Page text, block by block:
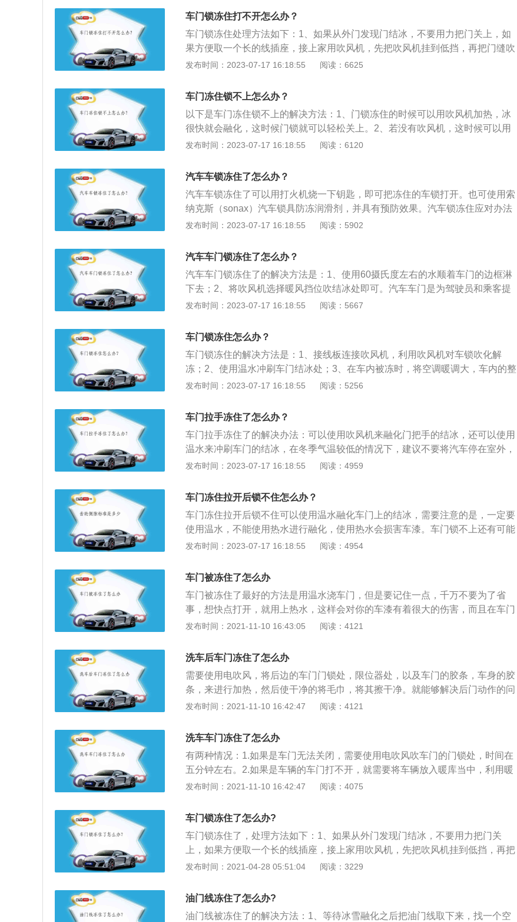
门；4、上掀式车门；5、折叠式车门；6、整体式车门；7、分体式车门。
车门锁冻住打不开怎么办？
车门锁冻住处理方法如下：1、如果从外门发现门结冰，不要用力把门关上，如
果方便取一个长的线插座，接上家用吹风机，先把吹风机挂到低挡，再把门缝吹
进风口，然后调整到高挡再吹一圈，慢慢的门子就会化开。2、很多人在门不能
坏很大，其实用一些温水多次也可以冷冻，温水对车辆的损坏要小得多。3、还
有一种更直接的方法就是等车的温度，高达八十九度，把暖风排到最大，车内的
整体温度上来之后，会把车门化开。
发布时间：2023-07-17 16:18:55 阅读：6625
车门冻住锁不上怎么办？
以下是车门冻住锁不上的解决方法：1、门锁冻住的时候可以用吹风机加热，冰
很快就会融化，这时候门锁就可以轻松关上。2、若没有吹风机，这时候可以用
温水多浇几遍就行，但是千万切记不要用开水浇，对车漆的损伤会非常大，反而
得把车门缝里的水和冰处理干净，避免生锈，防止再次结冰。4、四个车门都被
冻关不上的时候，可以先按上述方法关上主驾驶，然后开着暖风，把车辆开到有
太阳的地方，一会便会化开。
发布时间：2023-07-17 16:18:55 阅读：6120
汽车车锁冻住了怎么办？
汽车车锁冻住了可以用打火机烧一下钥匙，即可把冻住的车锁打开。也可使用索
纳克斯（sonax）汽车锁具防冻润滑剂，并具有预防效果。汽车锁冻住应对办法
如下：1、洗车前，最好能用胶布把锁眼贴住防止进水。用电脑洗车机洗车，水
的车锁浇下，冰融化了之后要将锁芯里面的水清除干净，以免再次冻上。3、将
钥匙烤热后慢慢插入锁芯。在用火烤的时候千万注意，不要烤得过热，否则易造
成不必要的损失。如果冻住，可以把车开到地下室、车库等温度稍高的地方停
放，十几分钟后，车锁自然解开。
发布时间：2023-07-17 16:18:55 阅读：5902
汽车车门锁冻住了怎么办？
汽车车门锁冻住了的解决方法是：1、使用60摄氏度左右的水顺着车门的边框淋
下去；2、将吹风机选择暖风挡位吹结冰处即可。汽车车门是为驾驶员和乘客提
供出入车辆的通道，并隔绝车外干扰，在一定程度上减轻侧面撞击，保护乘员。
右；2、开启过程中不应与其他部位发生位置干涉；3、门关闭时要锁止可靠，在
行车中不会自行打开；4、具备良好的密封性能；5、具有大的透光面，满足侧向
视野要求；6、要有足够的强度与刚度，保证车门工作可靠、减小车门部分震
动，提高车辆侧向碰撞安全性，防止车门下沉。
发布时间：2023-07-17 16:18:55 阅读：5667
车门锁冻住怎么办？
车门锁冻住的解决方法是：1、接线板连接吹风机，利用吹风机对车锁吹化解
冻；2、使用温水冲刷车门结冰处；3、在车内被冻时，将空调暖调大，车内的整
体温度升高之后即可解冻。预防车锁被冻的措施是：1、去暖房洗车，洗完之后
洗车；4、洗完车快速行驶一段时间，甩干车身缝隙水分，避免上冻；5、洗车后
不要拉手刹。
发布时间：2023-07-17 16:18:55 阅读：5256
车门拉手冻住了怎么办？
车门拉手冻住了的解决办法：可以使用吹风机来融化门把手的结冰，还可以使用
温水来冲刷车门的结冰，在冬季气温较低的情况下，建议不要将汽车停在室外，
如果车门缝隙内有积水，非常容易出现结冰的现象。车门把手被冻住之后，一定
锁等部件。在可以接线的情况下，建议使用吹风机融化结冰，需要注意的是，不
能使用热水融化结冰，这样容易损害车漆。
发布时间：2023-07-17 16:18:55 阅读：4959
车门冻住拉开后锁不住怎么办？
车门冻住拉开后锁不住可以使用温水融化车门上的结冰，需要注意的是，一定要
使用温水，不能使用热水进行融化，使用热水会损害车漆。车门锁不上还有可能
是车门进水导致，出现这种情况，建议车主将汽车启动，等待发动机水温上升之
门结冰，需要仔细检查一下车门密封条是否出现老化或者是破损的现象，及时处
理和修复可以有效预防车门结冰。
发布时间：2023-07-17 16:18:55 阅读：4954
车门被冻住了怎么办
车门被冻住了最好的方法是用温水浇车门，但是要记住一点，千万不要为了省
事，想快点打开，就用上热水，这样会对你的车漆有着很大的伤害，而且在车门
被冻住的情况下千万不要去强行拉车门，也会有着很大的伤害。当车门被冻住
面向阳关最多的车门最容易打开。如果门把手可以拉动，就小心谨慎的拉动车
门，看看车门边缘的冰是否裂开，但不要强行开门，这样会伤害车门的密封条。
还可以用吹风机，可以对着车门周围吹几遍，慢慢的能让车门解冻。成功打开车
门之后，先把车子打火，然后暖风开到最大，对着玻璃吹，使劲的吹。这个时候
就可以在外面慢慢的除掉车上的积雪了，用扫把就可以，因为车身表面已经结了
随着车内温度起来后，玻璃上的薄冰也会慢慢融化掉。
发布时间：2021-11-10 16:43:05 阅读：4121
洗车后车门冻住了怎么办
需要使用电吹风，将后边的车门门锁处，限位器处，以及车门的胶条，车身的胶
条，来进行加热，然后使干净的将毛巾，将其擦干净。就能够解决后门动作的问
题，在冬季出现冻住的情况是比较正常的，特别是在机动车辆洗车之后。可以使
之后车辆的车门锁就会解冻，或者是可以使用暖风对准车辆门锁的位置进行吹
风，吹风的时间在3~5分钟，车辆的车门就会解锁，解锁之后车辆需要继续使用
吹风进行吹，大概吹10分钟左右，车辆的车门就会吹干。
发布时间：2021-11-10 16:42:47 阅读：4121
洗车车门冻住了怎么办
有两种情况：1.如果是车门无法关闭，需要使用电吹风吹车门的门锁处，时间在
五分钟左右。2.如果是车辆的车门打不开，就需要将车辆放入暖库当中，利用暖
库中的温度将车门化开，在化开之后，同样使用电吹风吹门锁住，然后将车身和
吹风的方式对冻住的部位进行吹风，大概3~5分钟的时间车门就会解冻，车门解
冻之后，需要继续对冻住的车门进行吹风，一定要把里面的水分吹干之后才可以
关闭车门。
发布时间：2021-11-10 16:42:47 阅读：4075
车门锁冻住了怎么办?
车门锁冻住了，处理方法如下：1、如果从外门发现门结冰，不要用力把门关
上，如果方便取一个长的线插座，接上家用吹风机，先把吹风机挂到低挡，再把
门缝吹进风口，然后调整到高挡再吹一圈，慢慢的门子就会化开；2、很多人在
部件损坏很大，其实用一些温水多次也可以冷冻，温水对车辆的损坏要小得多；
3、还有一种更直接的方法就是等车的温度，高达八十九度，把暖风排到最大，
发布时间：2021-04-28 05:51:04 阅读：3229
油门线冻住了怎么办?
油门线被冻住了的解决方法：1、等待冰雪融化之后把油门线取下来，找一个空